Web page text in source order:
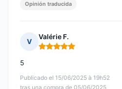
Opinión traducida
V
Valérie F.
Nota: 5 de 5
Publicado el 15/06/2025 à 19h52
tras una compra de 05/06/2025
5